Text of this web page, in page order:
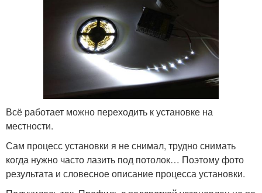
Всё работает можно переходить к установке на
местности.
Сам процесс установки я не снимал, трудно снимать
когда нужно часто лазить под потолок… Поэтому фото
результата и словесное описание процесса установки.